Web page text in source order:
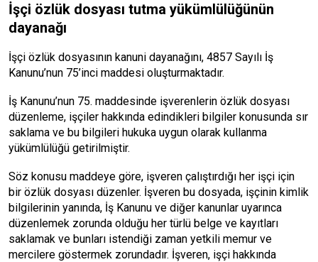
İşçi özlük dosyası tutma yükümlülüğünün
dayanağı
İşçi özlük dosyasının kanuni dayanağını, 4857 Sayılı İş
Kanunu’nun 75’inci maddesi oluşturmaktadır.
İş Kanunu’nun 75. maddesinde işverenlerin özlük dosyası
düzenleme, işçiler hakkında edindikleri bilgiler konusunda sır
saklama ve bu bilgileri hukuka uygun olarak kullanma
yükümlülüğü getirilmiştir.
Söz konusu maddeye göre, işveren çalıştırdığı her işçi için
bir özlük dosyası düzenler. İşveren bu dosyada, işçinin kimlik
bilgilerinin yanında, İş Kanunu ve diğer kanunlar uyarınca
düzenlemek zorunda olduğu her türlü belge ve kayıtları
saklamak ve bunları istendiği zaman yetkili memur ve
mercilere göstermek zorundadır. İşveren, işçi hakkında